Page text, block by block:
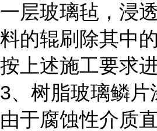
一层玻璃毡，浸
料的辊刷除其中
按上述施工要求
3、树脂玻璃鳞片
由于腐蚀性介质